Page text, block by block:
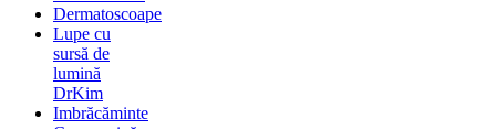
Dermatoscoape
Lupe cu
sursă de
lumină
DrKim
Imbrăcăminte